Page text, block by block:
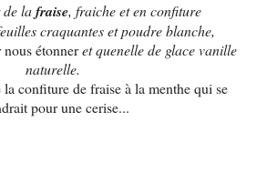
lafraise, fraiche et en confiture
craquantes et poudre blanche,
nous étonneret quenelle de glace vanille
naturelle.
confiture de fraise à la menthe qui se
pour une cerise...